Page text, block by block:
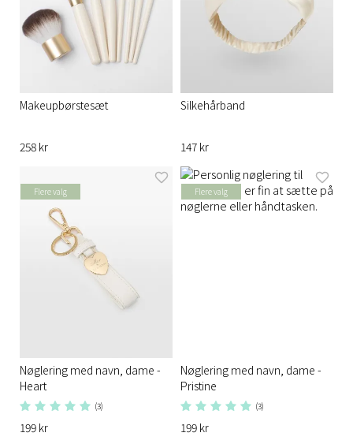
Makeupbørstesæt
258 kr
Silkehårband
147 kr
Flere valg
Nøglering med navn, dame -
Heart
(3)
199 kr
Flere valg
Nøglering med navn, dame -
Pristine
(3)
199 kr